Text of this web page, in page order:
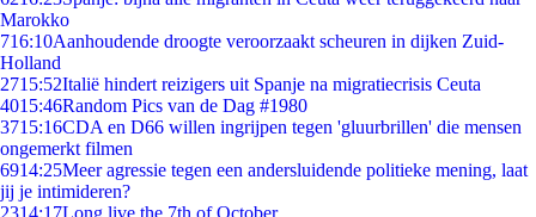
Marokko
716:10Aanhoudende droogte veroorzaakt scheuren in dijken Zuid-
Holland
2715:52Italië hindert reizigers uit Spanje na migratiecrisis Ceuta
4015:46Random Pics van de Dag #1980
3715:16CDA en D66 willen ingrijpen tegen 'gluurbrillen' die mensen
ongemerkt filmen
6914:25Meer agressie tegen een andersluidende politieke mening, laat
jij je intimideren?
2314:17Long live the 7th of October